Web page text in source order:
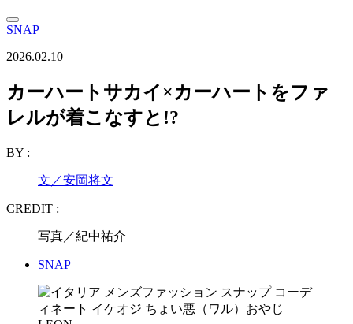
SNAP
2026.02.10
カーハートサカイ×カーハートをファ
レルが着こなすと!?
BY :
文／安岡将文
CREDIT :
写真／紀中祐介
SNAP